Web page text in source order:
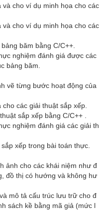
cho ví dụ minh họa cho các
cho ví dụ minh họa cho các
băm bằng C/C++.
nghiệm đánh giá được các
bảng băm.
vẽ từng bước hoạt động của
các giải thuật sắp xếp.
sắp xếp bằng C/C++ .
nghiệm đánh giá các giải th
xếp trong bài toán thực.
ảnh cho các khái niệm như đ
đồ thị có hướng và không hư
mô tả cấu trúc lưu trữ cho đ
sách kề bằng mã giả (mức l